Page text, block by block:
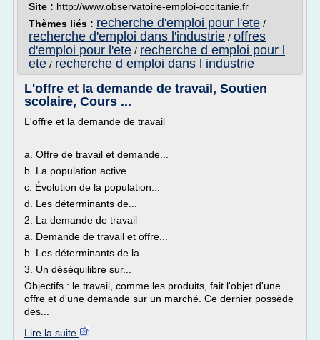
Site : http://www.observatoire-emploi-occitanie.fr
Thèmes liés : recherche d'emploi pour l'ete /
recherche d'emploi dans l'industrie / offres
d'emploi pour l'ete / recherche d emploi pour l
ete / recherche d emploi dans l industrie
L'offre et la demande de travail, Soutien
scolaire, Cours ...
L'offre et la demande de travail
a. Offre de travail et demande...
b. La population active
c. Évolution de la population...
d. Les déterminants de...
2. La demande de travail
a. Demande de travail et offre...
b. Les déterminants de la...
3. Un déséquilibre sur...
Objectifs : le travail, comme les produits, fait l'objet d'une
offre et d'une demande sur un marché. Ce dernier possède
des...
Lire la suite